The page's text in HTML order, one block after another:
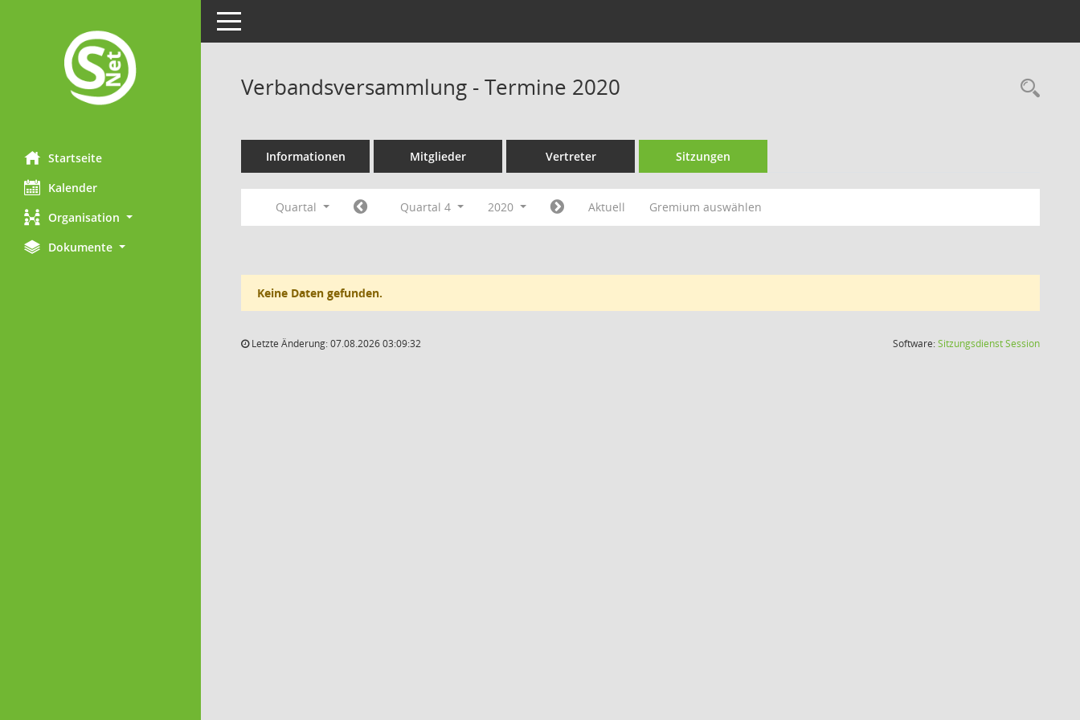
Startseite
Kalender
Organisation
Dokumente
Toggle navigation
Verbandsversammlung - Termine 2020
Informationen Mitglieder Vertreter Sitzungen
Quartal Quartal 4 2020 Aktuell Gremium auswählen
Keine Daten gefunden.
Letzte Änderung: 07.08.2026 03:09:32 Software:SitzungsdienstSession(Wird in